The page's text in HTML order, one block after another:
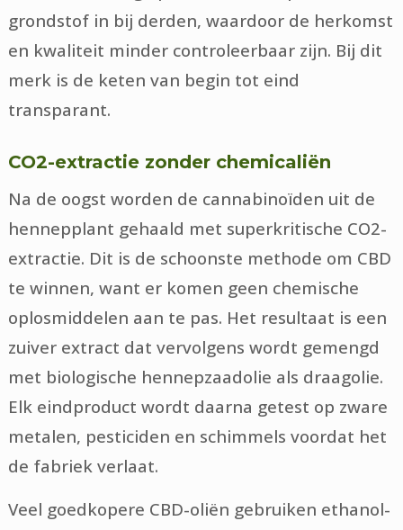
grondstof in bij derden, waardoor de herkomst
en kwaliteit minder controleerbaar zijn. Bij dit
merk is de keten van begin tot eind
transparant.
CO2-extractie zonder chemicaliën
Na de oogst worden de cannabinoïden uit de
hennepplant gehaald met superkritische CO2-
extractie. Dit is de schoonste methode om CBD
te winnen, want er komen geen chemische
oplosmiddelen aan te pas. Het resultaat is een
zuiver extract dat vervolgens wordt gemengd
met biologische hennepzaadolie als draagolie.
Elk eindproduct wordt daarna getest op zware
metalen, pesticiden en schimmels voordat het
de fabriek verlaat.
Veel goedkopere CBD-oliën gebruiken ethanol-